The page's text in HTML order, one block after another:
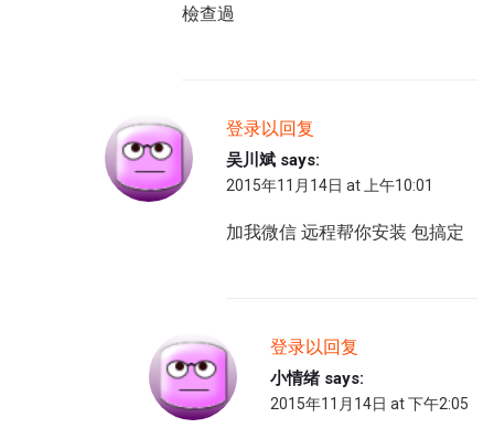
檢查過
登录以回复
吴川斌 says:
2015年11月14日 at 上午10:01
加我微信 远程帮你安装 包搞定
登录以回复
小情绪 says:
2015年11月14日 at 下午2:05